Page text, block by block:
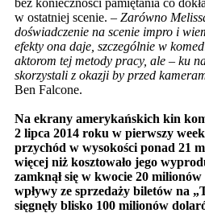
bez konieczności pamiętania co
w ostatniej scenie. – Zarówno
doświadczenie na scenie impro i
efekty ona daje, szczególnie w
aktorom tej metody pracy, ale – ku
skorzystali z okazji by przed
Ben Falcone.
Na ekrany amerykańskich kin
2 lipca 2014 roku w pierwszy
przychód w wysokości ponad 21
więcej niż kosztowało jego
zamknął się w kwocie 20
wpływy ze sprzedaży biletów na
sięgnęły blisko 100 milionów